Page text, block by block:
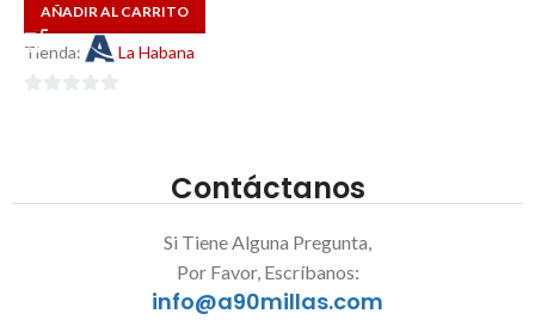
AÑADIR AL CARRITO
Tienda: La Habana
Contáctanos
Si Tiene Alguna Pregunta,
Por Favor, Escríbanos:
info@a90millas.com